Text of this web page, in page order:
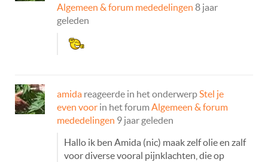
Algemeen & forum mededelingen 8 jaar
geleden
amida reageerde in het onderwerp Stel je
even voor in het forum Algemeen & forum
mededelingen 9 jaar geleden
Hallo ik ben Amida (nic) maak zelf olie en zalf
voor diverse vooral pijnklachten, die op